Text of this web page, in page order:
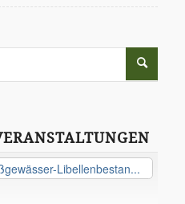
Libellenbestan...